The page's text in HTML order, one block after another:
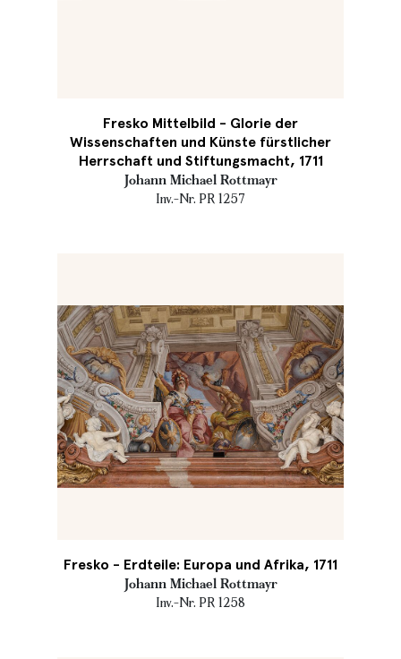
Fresko Mittelbild - Glorie der
Wissenschaften und Künste fürstlicher
Herrschaft und Stiftungsmacht, 1711
Johann Michael Rottmayr
Inv.-Nr. PR 1257
Fresko - Erdteile: Europa und Afrika, 1711
Johann Michael Rottmayr
Inv.-Nr. PR 1258